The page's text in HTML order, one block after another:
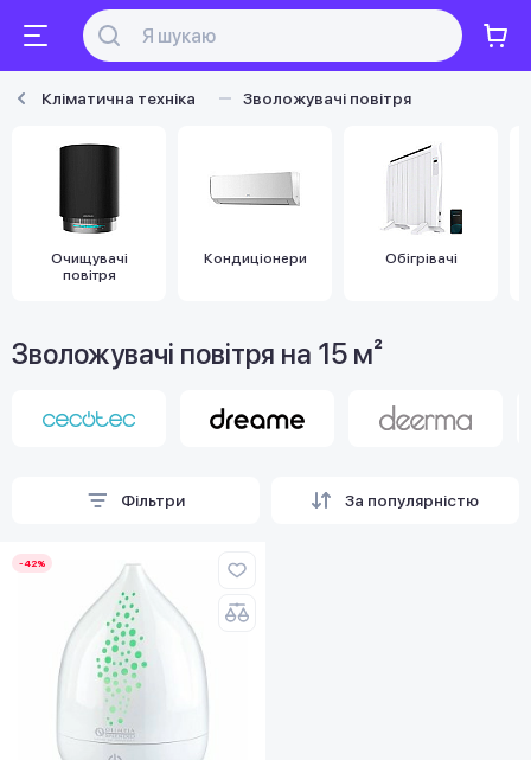
Кліматична техніка Зволожувачі повітря
Очищувачі
повітря
Кондиціонери Обігрівачі
Зволожувачі повітря на 15 м²
Фільтри За популярністю
-42%